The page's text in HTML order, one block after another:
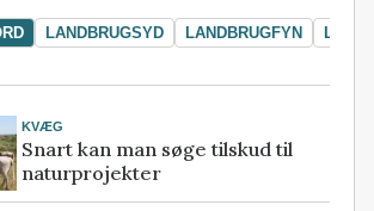
LANDBRUGSYD LANDBRUGFYN
KVÆG
Snart kan man søge tilskud til
naturprojekter